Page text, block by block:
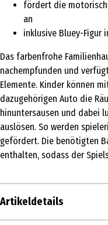
fördert die
an
inklusive Bluey-Figur
Das farbenfrohe
nachempfunden und
Elemente. Kinder können
dazugehörigen Auto die
hinuntersausen und dabei
auslösen. So werden
gefördert. Die benötigten
enthalten, sodass der
Artikeldetails